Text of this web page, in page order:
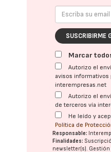
SUSCRIBIRME
Marcar
Autorizo el
avisos informativos
interempresas.net
Autorizo el
de terceros vía
He leído y
Política de
Responsable:
Finalidades:
newsletter(s). Gestión